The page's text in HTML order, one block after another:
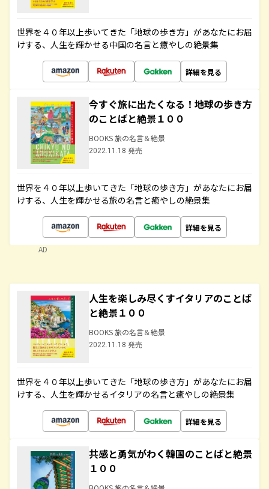
世界を４０年以上歩いてきた「地球の歩き方」があなたにお届
けする、人生を輝かせる中国の名言と癒やしの絶景集
詳細を見る
今すぐ旅に出たくなる！地球の歩き方
のことばと絶景１００
BOOKS 旅の名言＆絶景
2022.11.18 発売
世界を４０年以上歩いてきた「地球の歩き方」があなたにお届
けする、人生を輝かせる旅の名言と癒やしの絶景集
詳細を見る
AD
人生を楽しみ尽くすイタリアのことば
と絶景１００
BOOKS 旅の名言＆絶景
2022.11.18 発売
世界を４０年以上歩いてきた「地球の歩き方」があなたにお届
けする、人生を輝かせるイタリアの名言と癒やしの絶景集
詳細を見る
共感と勇気がわく韓国のことばと絶景
１００